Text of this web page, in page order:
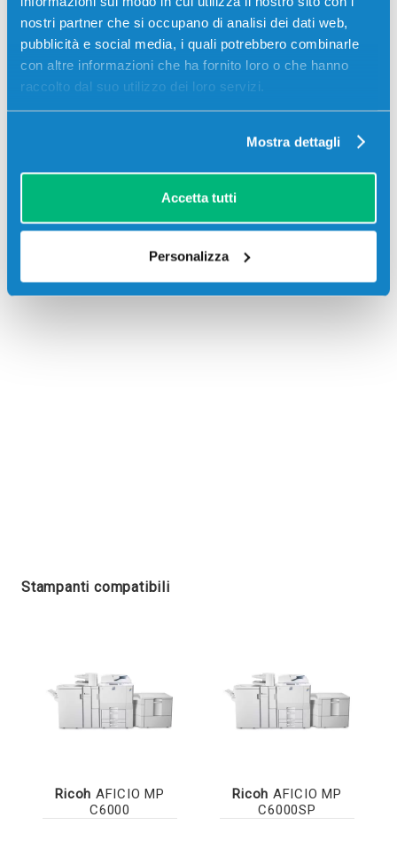
nostri partner che si occupano di analisi dei dati web,
pubblicità e social media, i quali potrebbero combinarle
con altre informazioni che ha fornito loro o che hanno
raccolto dal suo utilizzo dei loro servizi.
Mostra dettagli
Accetta tutti
Personalizza
Descrizione
Toner compatibile Ricoh 842069 NERO 43200 pagine
per Stampanti: Ricoh AFICIO MP C6000, Ricoh
Recensioni
Stampanti compatibili
Ricoh AFICIO MP
C6000
Ricoh AFICIO MP
C6000SP